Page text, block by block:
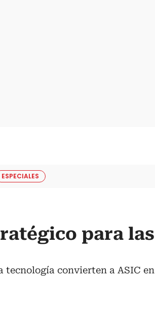
ESPECIALES
para
tecnología convierten a ASIC